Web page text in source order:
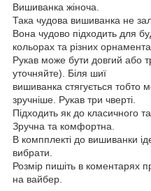
Вишиванка жіноча.
Така чудова вишиванка не
Вона чудово підходить для
кольорах та різних
Рукав може бути довгий або
уточняйте). Біля шиї
вишиванка стягується
зручніше. Рукав три чверті.
Підходить як до класичного
Зручна та комфортна.
В компплекті до вишиванки
вибрати.
Розмір пишіть в коментарях
на вайбер.